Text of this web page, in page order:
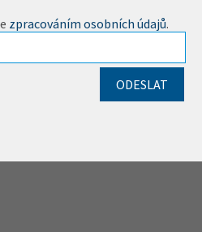
zpracováním osobních údajů.